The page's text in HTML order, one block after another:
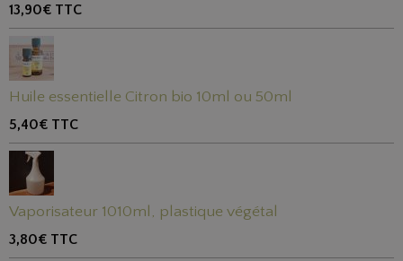
13,90€ TTC
Huile essentielle Citron bio 10ml ou 50ml
5,40€ TTC
Vaporisateur 1010ml, plastique végétal
3,80€ TTC